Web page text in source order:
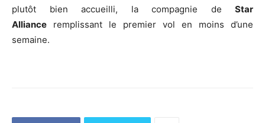
plutôt bien accueilli, la compagnie de Star
Alliance remplissant le premier vol en moins d’une
semaine.